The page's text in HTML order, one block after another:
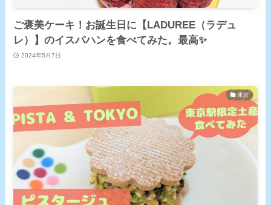
ご褒美ケーキ！お誕生日に【LADUREE（ラデュ
レ）】のイスパハンを食べてみた。最高✨
2024年5月7日
東京